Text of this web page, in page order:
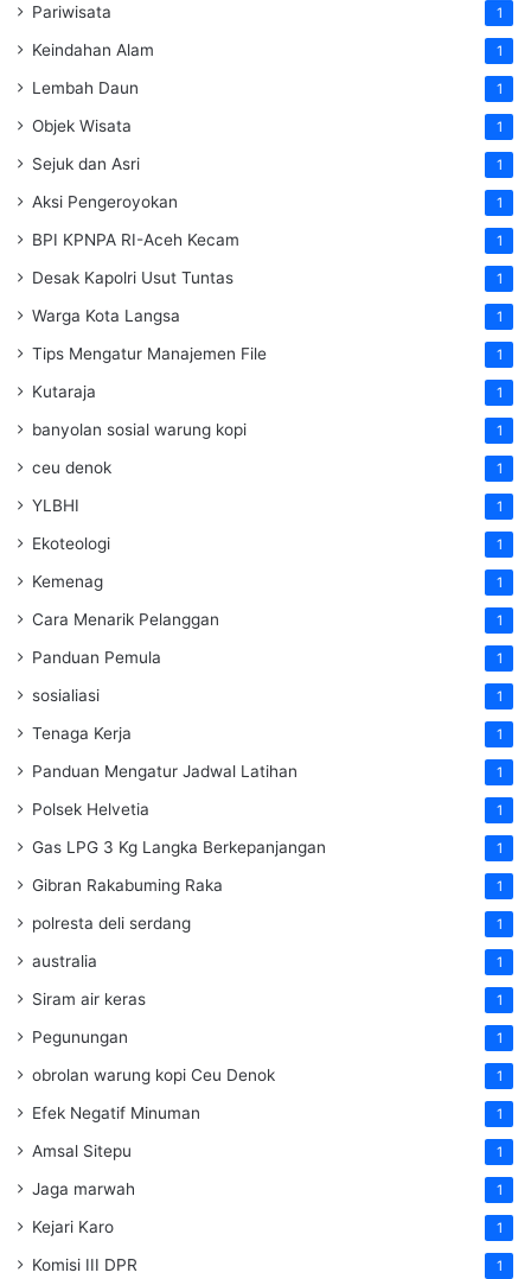
Pariwisata 1
Keindahan Alam 1
Lembah Daun 1
Objek Wisata 1
Sejuk dan Asri 1
Aksi Pengeroyokan 1
BPI KPNPA RI-Aceh Kecam 1
Desak Kapolri Usut Tuntas 1
Warga Kota Langsa 1
Tips Mengatur Manajemen File 1
Kutaraja 1
banyolan sosial warung kopi 1
ceu denok 1
YLBHI 1
Ekoteologi 1
Kemenag 1
Cara Menarik Pelanggan 1
Panduan Pemula 1
sosialiasi 1
Tenaga Kerja 1
Panduan Mengatur Jadwal Latihan 1
Polsek Helvetia 1
Gas LPG 3 Kg Langka Berkepanjangan 1
Gibran Rakabuming Raka 1
polresta deli serdang 1
australia 1
Siram air keras 1
Pegunungan 1
obrolan warung kopi Ceu Denok 1
Efek Negatif Minuman 1
Amsal Sitepu 1
Jaga marwah 1
Kejari Karo 1
Komisi III DPR 1